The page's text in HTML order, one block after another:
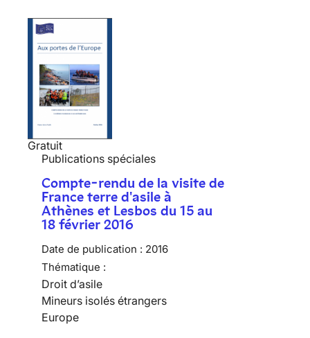
Gratuit
Publications spéciales
Compte-rendu de la visite de
France terre d'asile à
Athènes et Lesbos du 15 au
18 février 2016
Date de publication : 2016
Thématique :
Droit d’asile
Mineurs isolés étrangers
Europe